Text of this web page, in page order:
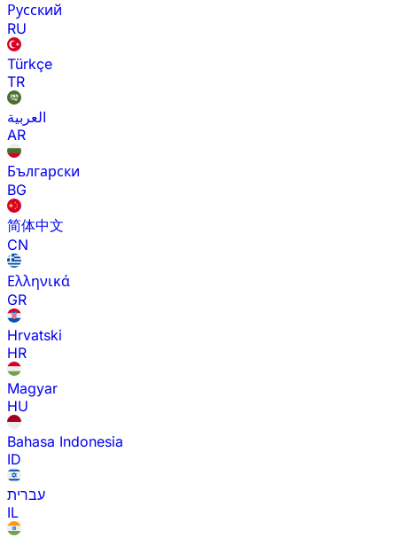
Русский
RU
Türkçe
TR
العربية
AR
Български
BG
简体中文
CN
Ελληνικά
GR
Hrvatski
HR
Magyar
HU
Bahasa Indonesia
ID
עברית
IL